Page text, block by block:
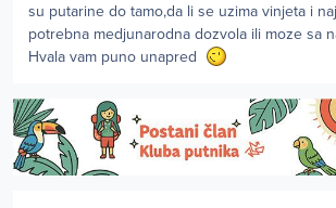
su putarine do tamo,da li se uzima vinjeta i
potrebna medjunarodna dozvola ili moze sa
Hvala vam puno unapred